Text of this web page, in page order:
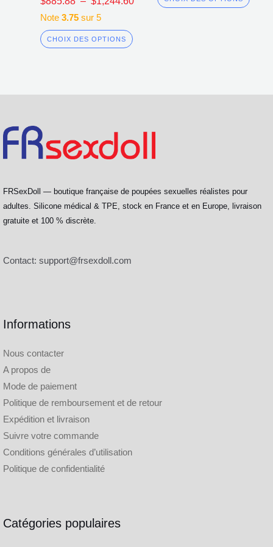
Note 3.75sur 5
CHOIX DES OPTIONS
FRSexDoll — boutique française de poupées sexuelles réalistes pour
adultes. Silicone médical & TPE, stock en France et en Europe, livraison
gratuite et 100 % discrète.
Contact: support@frsexdoll.com
Informations
Nous contacter
A propos de
Mode de paiement
Politique de remboursement et de retour
Expédition et livraison
Suivre votre commande
Conditions générales d’utilisation
Politique de confidentialité
Catégories populaires